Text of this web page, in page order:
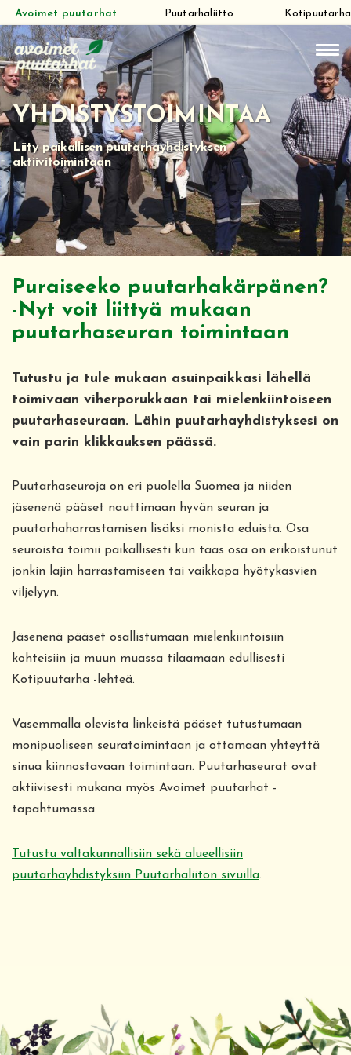
Siirry
suoraan
sisältöön
Avoimet puutarhat Puutarhaliitto Kotipuutarha
YHDISTYSTOIMINTAA
Liity paikallisen puutarhayhdistyksen
aktiivitoimintaan
Puraiseeko puutarhakärpänen?
-Nyt voit liittyä mukaan
puutarhaseuran toimintaan
Tutustu ja tule mukaan asuinpaikkasi lähellä
toimivaan viherporukkaan tai mielenkiintoiseen
puutarhaseuraan. Lähin puutarhayhdistyksesi on
vain parin klikkauksen päässä.
Puutarhaseuroja on eri puolella Suomea ja niiden
jäsenenä pääset nauttimaan hyvän seuran ja
puutarhaharrastamisen lisäksi monista eduista. Osa
seuroista toimii paikallisesti kun taas osa on erikoistunut
jonkin lajin harrastamiseen tai vaikkapa hyötykasvien
viljelyyn.
Jäsenenä pääset osallistumaan mielenkiintoisiin
kohteisiin ja muun muassa tilaamaan edullisesti
Kotipuutarha -lehteä.
Vasemmalla olevista linkeistä pääset tutustumaan
monipuoliseen seuratoimintaan ja ottamaan yhteyttä
sinua kiinnostavaan toimintaan. Puutarhaseurat ovat
aktiivisesti mukana myös Avoimet puutarhat -
tapahtumassa.
Tutustu valtakunnallisiin sekä alueellisiin
puutarhayhdistyksiin Puutarhaliiton sivuilla.